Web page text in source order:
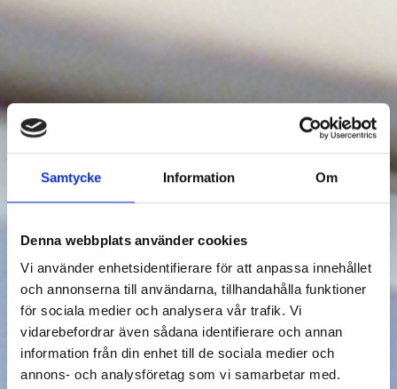
Samtycke Information Om
Denna webbplats använder cookies
Vi använder enhetsidentifierare för att anpassa innehållet
och annonserna till användarna, tillhandahålla funktioner
för sociala medier och analysera vår trafik. Vi
vidarebefordrar även sådana identifierare och annan
information från din enhet till de sociala medier och
annons- och analysföretag som vi samarbetar med.